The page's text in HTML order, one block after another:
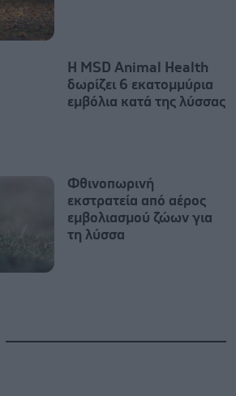
Η MSD Animal Health
δωρίζει 6 εκατομμύρια
εμβόλια κατά της λύσσας
Φθινοπωρινή
εκστρατεία από αέρος
εμβολιασμού ζώων για
τη λύσσα